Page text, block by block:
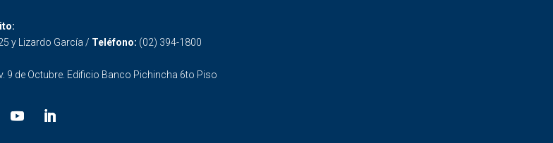
y Lizardo García / Teléfono: (02) 394-1800
9 de Octubre. Edificio Banco Pichincha 6to Piso